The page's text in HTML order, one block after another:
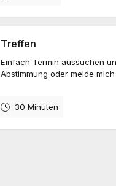
Treffen
Einfach Termin aussuchen
Abstimmung oder melde
30 Minuten